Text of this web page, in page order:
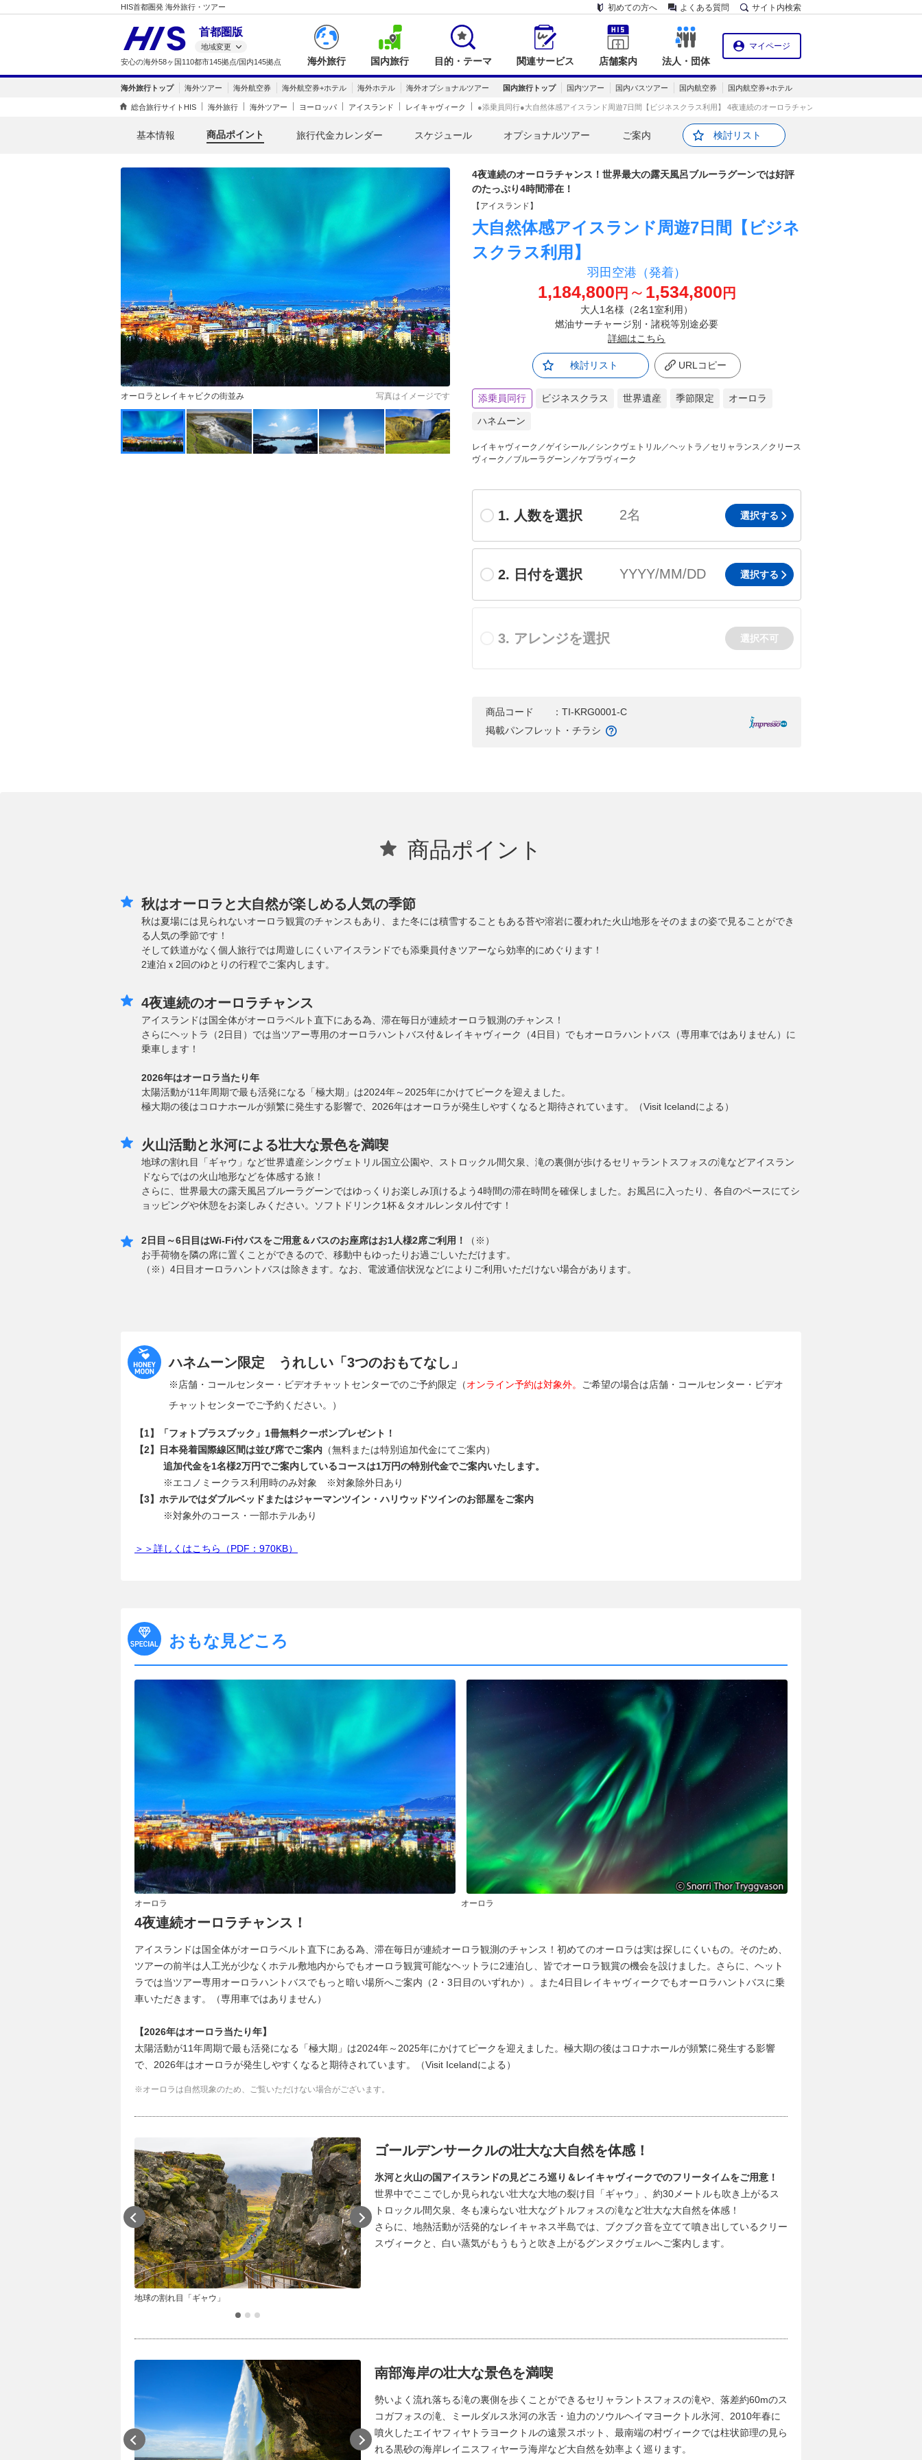
HIS首都圏発 海外旅行・ツアー 初めての方へ よくある質問 サイト内検索
首都圏版
地域変更
安心の海外58ヶ国110都市145拠点/国内145拠点
海外旅行 国内旅行 目的・テーマ 関連サービス 店舗案内 法人・団体
マイページ
海外旅行トップ 海外ツアー 海外航空券 海外航空券+ホテル 海外ホテル 海外オプショナルツアー 国内旅行トップ 国内ツアー 国内バスツアー 国内航空券 国内航空券+ホテル
総合旅行サイトHIS 海外旅行 海外ツアー ヨーロッパ アイスランド レイキャヴィーク ●添乗員同行●大自然体感アイスランド周遊7日間【ビジネスクラス利用】 4夜連続のオーロラチャンス！世界最大の露天風呂ブル
基本情報 商品ポイント 旅行代金カレンダー スケジュール オプショナルツアー ご案内 検討リスト
オーロラとレイキャビクの街並み 写真はイメージです
4夜連続のオーロラチャンス！世界最大の露天風呂ブルーラグーンでは好評
のたっぷり4時間滞在！
【アイスランド】
大自然体感アイスランド周遊7日間【ビジネ
スクラス利用】
羽田空港（発着）
1,184,800 円 ～ 1,534,800 円
大人1名様（2名1室利用）
燃油サーチャージ別・諸税等別途必要
詳細はこちら
検討リスト URLコピー
添乗員同行 ビジネスクラス 世界遺産 季節限定 オーロラ
ハネムーン
レイキャヴィーク／ゲイシール／シンクヴェトリル／ヘットラ／セリャランス／クリース
ヴィーク／ブルーラグーン／ケプラヴィーク
1. 人数を選択
2. 日付を選択
3. アレンジを選択
商品コード
：TI-KRG0001-C
掲載パンフレット・チラシ
商品ポイント
秋はオーロラと大自然が楽しめる人気の季節
秋は夏場には見られないオーロラ観賞のチャンスもあり、また冬には積雪することもある苔や溶岩に覆われた火山地形をそのままの姿で見ることができ
る人気の季節です！
そして鉄道がなく個人旅行では周遊しにくいアイスランドでも添乗員付きツアーなら効率的にめぐります！
2連泊ｘ2回のゆとりの行程でご案内します。
4夜連続のオーロラチャンス
アイスランドは国全体がオーロラベルト直下にある為、滞在毎日が連続オーロラ観測のチャンス！
さらにヘットラ（2日目）では当ツアー専用のオーロラハントバス付＆レイキャヴィーク（4日目）でもオーロラハントバス（専用車ではありません）に
乗車します！
2026年はオーロラ当たり年
太陽活動が11年周期で最も活発になる「極大期」は2024年～2025年にかけてピークを迎えました。
極大期の後はコロナホールが頻繁に発生する影響で、2026年はオーロラが発生しやすくなると期待されています。（Visit Icelandによる）
火山活動と氷河による壮大な景色を満喫
地球の割れ目「ギャウ」など世界遺産シンクヴェトリル国立公園や、ストロックル間欠泉、滝の裏側が歩けるセリャラントスフォスの滝などアイスラン
ドならではの火山地形などを体感する旅！
さらに、世界最大の露天風呂ブルーラグーンではゆっくりお楽しみ頂けるよう4時間の滞在時間を確保しました。お風呂に入ったり、各自のペースにてシ
ョッピングや休憩をお楽しみください。ソフトドリンク1杯＆タオルレンタル付です！
2日目～6日目はWi-Fi付バスをご用意＆バスのお座席はお1人様2席ご利用！
（※）
お手荷物を隣の席に置くことができるので、移動中もゆったりお過ごしいただけます。
（※）4日目オーロラハントバスは除きます。なお、電波通信状況などによりご利用いただけない場合があります。
ハネムーン限定 うれしい「3つのおもてなし」
※店舗・コールセンター・ビデオチャットセンターでのご予約限定（オンライン予約は対象外。
ご希望の場合は店舗・コールセンター・ビデオ
チャットセンターでご予約ください。）
【1】「フォトプラスブック」1冊無料クーポンプレゼント！
【2】日本発着国際線区間は並び席でご案内 （無料または特別追加代金にてご案内）
追加代金を1名様2万円でご案内しているコースは1万円の特別代金でご案内いたします。
※エコノミークラス利用時のみ対象 ※対象除外日あり
【3】ホテルではダブルベッドまたはジャーマンツイン・ハリウッドツインのお部屋をご案内
※対象外のコース・一部ホテルあり
＞＞詳しくはこちら（PDF：970KB）
おもな見どころ
オーロラ オーロラ
4夜連続オーロラチャンス！
アイスランドは国全体がオーロラベルト直下にある為、滞在毎日が連続オーロラ観測のチャンス！初めてのオーロラは実は探しにくいもの。そのため、
ツアーの前半は人工光が少なくホテル敷地内からでもオーロラ観賞可能なヘットラに2連泊し、皆でオーロラ観賞の機会を設けました。さらに、ヘット
ラでは当ツアー専用オーロラハントバスでもっと暗い場所へご案内（2・3日目のいずれか）。また4日目レイキャヴィークでもオーロラハントバスに乗
車いただきます。（専用車ではありません）
【2026年はオーロラ当たり年】
太陽活動が11年周期で最も活発になる「極大期」は2024年～2025年にかけてピークを迎えました。極大期の後はコロナホールが頻繁に発生する影響
で、2026年はオーロラが発生しやすくなると期待されています。（Visit Icelandによる）
オーロラは自然現象のため、ご覧いただけない場合がございます。
地球の割れ目「ギャウ」
ゴールデンサークルの壮大な大自然を体感！
氷河と火山の国アイスランドの見どころ巡り＆レイキャヴィークでのフリータイムをご用意！
世界中でここでしか見られない壮大な大地の裂け目「ギャウ」、約30メートルも吹き上がるス
トロックル間欠泉、冬も凍らない壮大なグトルフォスの滝など壮大な大自然を体感！
さらに、地熱活動が活発的なレイキャネス半島では、ブクブク音を立てて噴き出しているクリー
スヴィークと、白い蒸気がもうもうと吹き上がるグンヌクヴェルへご案内します。
南部海岸の壮大な景色を満喫
勢いよく流れ落ちる滝の裏側を歩くことができるセリャラントスフォスの滝や、落差約60mのス
コガフォスの滝、ミールダルス氷河の氷舌・迫力のソウルヘイマヨークトル氷河、2010年春に
噴火したエイヤフィヤトラヨークトルの遠景スポット、最南端の村ヴィークでは柱状節理の見ら
れる黒砂の海岸レイニスフィヤーラ海岸など大自然を効率よく巡ります。